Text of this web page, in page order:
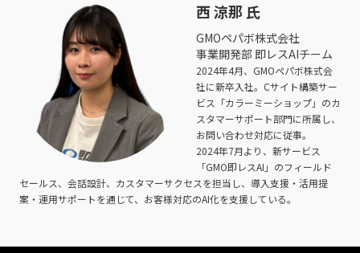
西 涼那 氏
GMOペパボ株式会社
事業開発部 即レスAIチーム
2024年4月、GMOペパボ株式会
社に新卒入社。Cサイト構築サー
ビス「カラーミーショップ」のカ
スタマーサポート部門に所属し、
お問い合わせ対応に従事。
2024年7月より、新サービス
「GMO即レスAI」のフィールド
セールス、会話設計、カスタマーサクセスを担当し、導入支援・活用提
案・運用サポートを通じて、お客様対応のAI化を支援している。